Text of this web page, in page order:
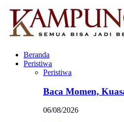
Beranda
Peristiwa
Peristiwa
Baca Momen,
06/08/2026